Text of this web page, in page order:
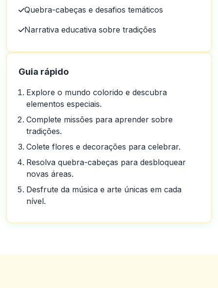
Quebra-cabeças e desafios temáticos
Narrativa educativa sobre tradições
Guia rápido
Explore o mundo colorido e descubra
elementos especiais.
Complete missões para aprender sobre
tradições.
Colete flores e decorações para celebrar.
Resolva quebra-cabeças para desbloquear
novas áreas.
Desfrute da música e arte únicas em cada
nível.